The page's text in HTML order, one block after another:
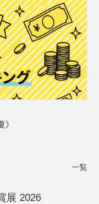
一覧
展 2026